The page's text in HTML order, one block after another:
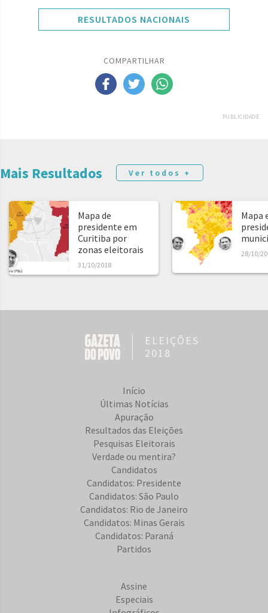
RESULTADOS NACIONAIS
COMPARTILHAR
PUBLICIDADE
Mais Resultados Ver todos +
Mapa de
presidente em
Curitiba por
zonas eleitorais
31/10/2018
Mapa
28/10/
ELEIÇÕES
2018
Início
Últimas Notícias
Apuração
Resultados das Eleições
Pesquisas Eleitorais
Verdade ou mentira?
Candidatos
Candidatos: Presidente
Candidatos: São Paulo
Candidatos: Rio de Janeiro
Candidatos: Minas Gerais
Candidatos: Paraná
Partidos
Assine
Especiais